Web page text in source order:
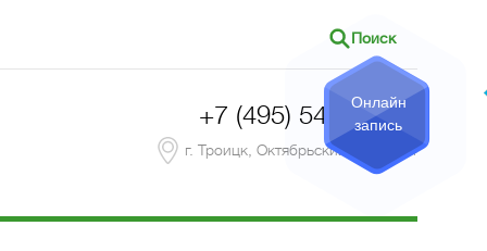
Поиск
+7 (495) 540-41-05
г. Троицк, Октябрьский пр-т, д.24
Онлайн
запись